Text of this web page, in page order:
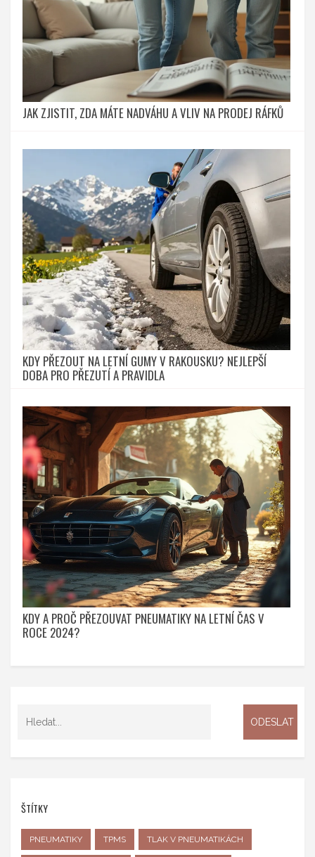
JAK ZJISTIT, ZDA MÁTE NADVÁHU A VLIV NA PRODEJ RÁFKŮ
KDY PŘEZOUT NA LETNÍ GUMY V RAKOUSKU? NEJLEPŠÍ
DOBA PRO PŘEZUTÍ A PRAVIDLA
KDY A PROČ PŘEZOUVAT PNEUMATIKY NA LETNÍ ČAS V
ROCE 2024?
ŠTÍTKY
PNEUMATIKY TPMS TLAK V PNEUMATIKÁCH